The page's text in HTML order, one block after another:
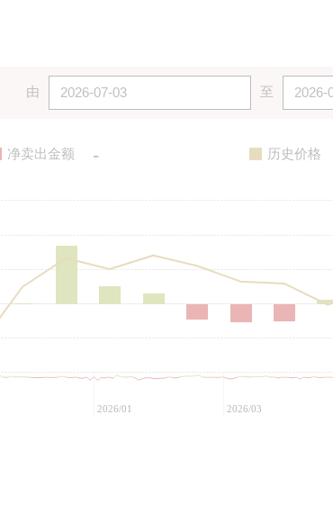
由 至
净卖出金额 - 历史价格
2026/01 2026/03